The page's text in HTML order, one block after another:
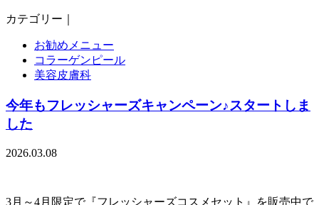
カテゴリー｜
お勧めメニュー
コラーゲンピール
美容皮膚科
今年もフレッシャーズキャンペーン♪スタートしま
した
2026.03.08
3月～4月限定で『フレッシャーズコスメセット』を販売中で